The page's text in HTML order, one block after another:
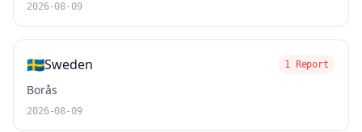
2026-08-09
🇸🇪Sweden 1 Report
Borås
2026-08-09